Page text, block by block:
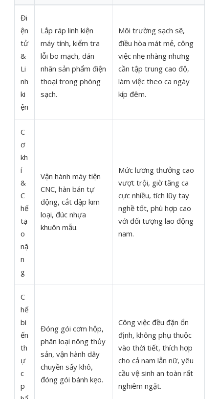
Đi
ện
tử
&
Li
nh
ki
ện
Lắp ráp linh kiện
máy tính, kiểm tra
lỗi bo mạch, dán
nhãn sản phẩm điện
thoại trong phòng
sạch.
Môi trường sạch sẽ,
điều hòa mát mẻ, công
việc nhẹ nhàng nhưng
cần tập trung cao độ,
làm việc theo ca ngày
kíp đêm.
C
ơ
kh
í
&
C
hế
tạ
o
nặ
n
g
Vận hành máy tiện
CNC, hàn bán tự
động, cắt dập kim
loại, đúc nhựa
khuôn mẫu.
Mức lương thưởng cao
vượt trội, giờ tăng ca
cực nhiều, tích lũy tay
nghề tốt, phù hợp cao
với đối tượng lao động
nam.
C
hế
bi
ến
th
ự
c
p
Đóng gói cơm hộp,
phân loại nông thủy
sản, vận hành dây
chuyền sấy khô,
đóng gói bánh kẹo.
Công việc đều đặn ổn
định, không phụ thuộc
vào thời tiết, thích hợp
cho cả nam lẫn nữ, yêu
cầu vệ sinh an toàn rất
nghiêm ngặt.